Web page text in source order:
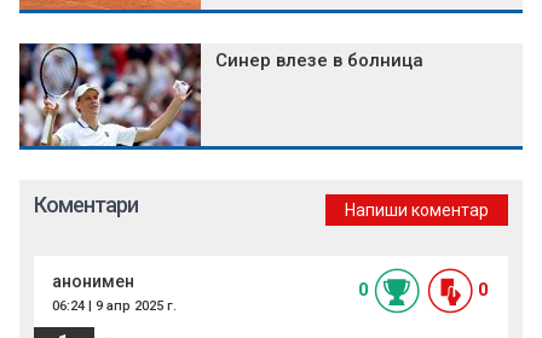
Синер влезе в болница
Коментари Напиши коментар
анонимен
06:24 | 9 апр 2025 г.
0 0